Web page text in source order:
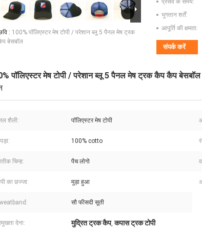
: 100% पॉलिएस्टर मेष टोपी / परेशान ब्लू 5 पैनल मेष ट्रक
बेसबॉल
प्रसव के समय:
भुगतान शर्तें:
आपूर्ति की क्षमता:
संपर्क करें
पॉलिएस्टर मेष टोपी / परेशान ब्लू 5 पैनल मेष ट्रक कैप कैप बेसबॉल
शैली: पॉलिएस्टर मेष टोपी
100% cotto
चिन्ह: पैच लोगो
का छज्जा: मुड़ा हुआ
सौ फीसदी सूती
देना: मुद्रित ट्रक कैप,कपास ट्रक टोपी